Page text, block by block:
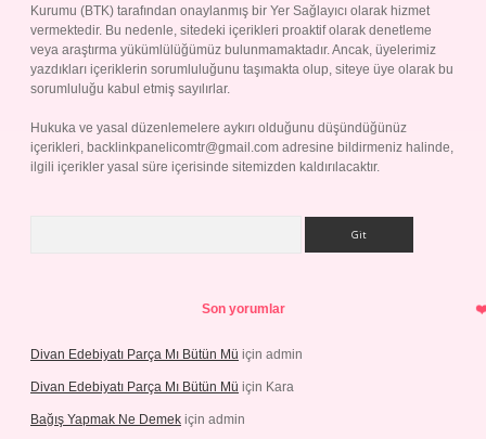
Kurumu (BTK) tarafından onaylanmış bir Yer Sağlayıcı olarak hizmet
vermektedir. Bu nedenle, sitedeki içerikleri proaktif olarak denetleme
veya araştırma yükümlülüğümüz bulunmamaktadır. Ancak, üyelerimiz
yazdıkları içeriklerin sorumluluğunu taşımakta olup, siteye üye olarak bu
sorumluluğu kabul etmiş sayılırlar.
Hukuka ve yasal düzenlemelere aykırı olduğunu düşündüğünüz
içerikleri, backlinkpanelicomtr@gmail.com adresine bildirmeniz halinde,
ilgili içerikler yasal süre içerisinde sitemizden kaldırılacaktır.
Son yorumlar
Divan Edebiyatı Parça Mı Bütün Mü için admin
Divan Edebiyatı Parça Mı Bütün Mü için Kara
Bağış Yapmak Ne Demek için admin